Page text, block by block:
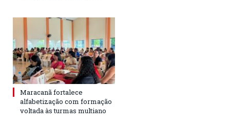
Maracanã fortalece
alfabetização com formação
voltada às turmas multiano